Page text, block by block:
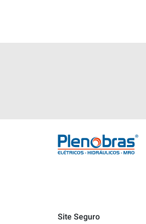
Site Seguro
Bem vindo a Plenobras! Aqui você
encontra toda a linha de materiais
Dúvidas técnicas sobre produtos